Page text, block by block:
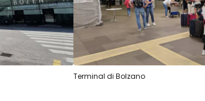
Terminal di Bolzano
Lanjutkan dengan Facebook
Lanjutkan dengan email